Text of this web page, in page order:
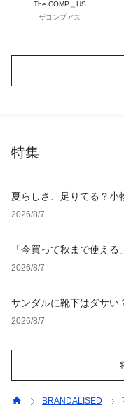
The COMP＿US
ザコンプアス
特集
夏らしさ、足りてる？小
2026/8/7
「今買って秋まで使え
タイルとNGな着こなし
2026/8/7
サンダルに靴下はダサい
と男女別おすすめコーデ
2026/8/7
BRANDALISED